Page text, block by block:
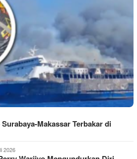
Makassar Terbakar di
2026